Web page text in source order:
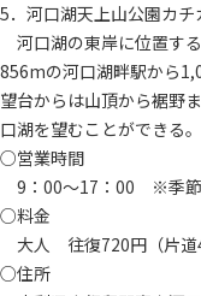
5．河口湖天上山公園カ
河口湖の東岸に位置す
856mの河口湖畔駅から
望台からは山頂から裾野
口湖を望むことができる。
○営業時間
9：00～17：00 ※季節
○料金
大人 往復720円（片道
○住所